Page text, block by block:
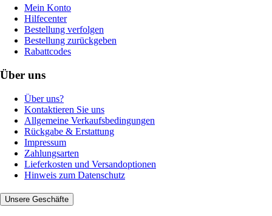
Mein Konto
Hilfecenter
Bestellung verfolgen
Bestellung zurückgeben
Rabattcodes
Über uns
Über uns?
Kontaktieren Sie uns
Allgemeine Verkaufsbedingungen
Rückgabe & Erstattung
Impressum
Zahlungsarten
Lieferkosten und Versandoptionen
Hinweis zum Datenschutz
Unsere Geschäfte